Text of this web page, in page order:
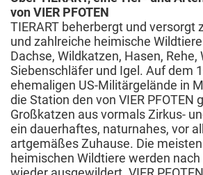
von VIER PFOTEN
TIERART beherbergt und versorgt
und zahlreiche heimische
Dachse, Wildkatzen, Hasen, Rehe,
Siebenschläfer und Igel. Auf dem
ehemaligen US-Militärgelände in
die Station den von VIER PFOTEN
Großkatzen aus vormals Zirkus-
ein dauerhaftes, naturnahes, vor
artgemäßes Zuhause. Die
heimischen Wildtiere werden